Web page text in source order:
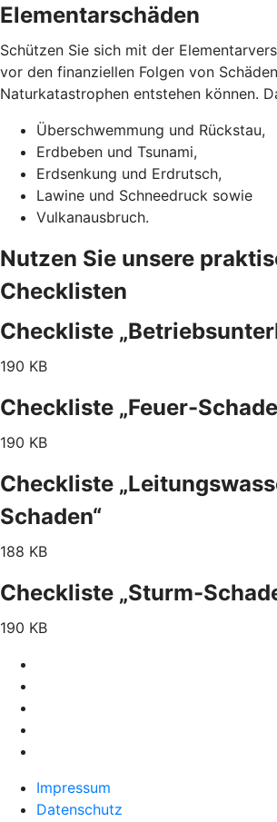
Elementarschäden
Schützen Sie sich mit der
vor den finanziellen Folgen von
Naturkatastrophen entstehen können.
Überschwemmung und Rückstau,
Erdbeben und Tsunami,
Erdsenkung und Erdrutsch,
Lawine und Schneedruck sowie
Vulkanausbruch.
Nutzen Sie unsere
Checklisten
Checkliste
190 KB
Checkliste „Feuer-
190 KB
Checkliste
Schaden“
188 KB
Checkliste „Sturm-
190 KB
Impressum
Datenschutz